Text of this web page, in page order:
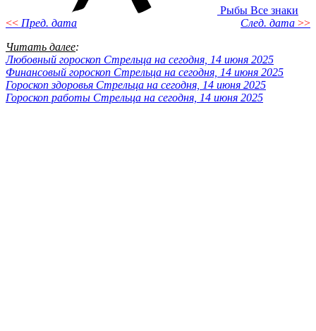
Рыбы Все знаки
<< Пред. дата След. дата >>
Читать далее:
Любовный гороскоп Стрельца на сегодня, 14 июня 2025
Финансовый гороскоп Стрельца на сегодня, 14 июня 2025
Гороскоп здоровья Стрельца на сегодня, 14 июня 2025
Гороскоп работы Стрельца на сегодня, 14 июня 2025